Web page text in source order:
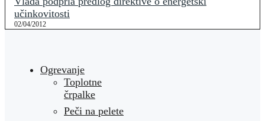
učinkovitosti
02/04/2012
Ogrevanje
Toplotne
črpalke
Peči na pelete